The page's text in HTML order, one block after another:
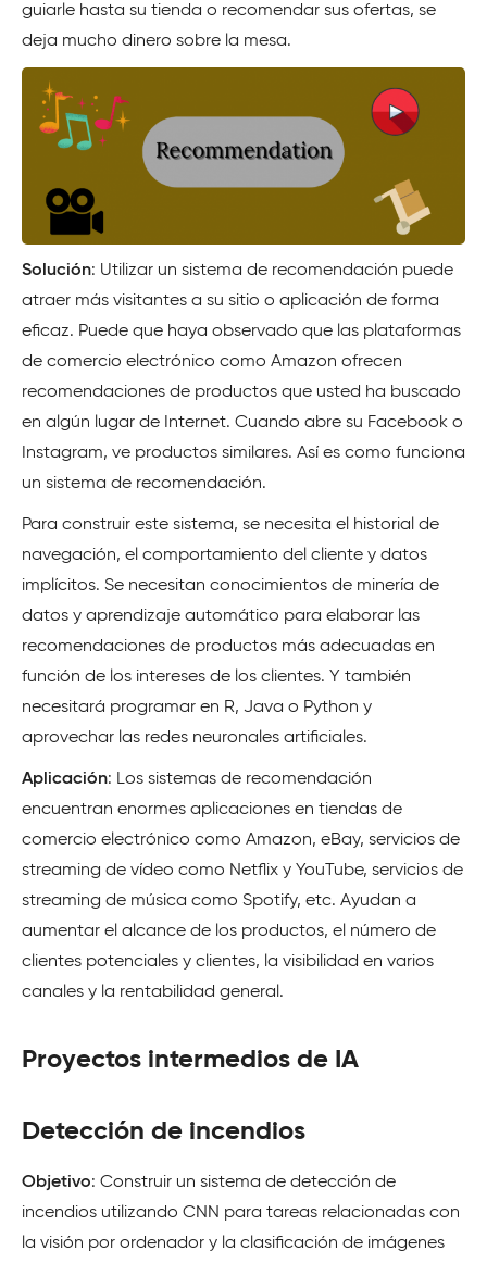
guiarle hasta su tienda o recomendar sus ofertas, se
deja mucho dinero sobre la mesa.
Solución: Utilizar un sistema de recomendación puede
atraer más visitantes a su sitio o aplicación de forma
eficaz. Puede que haya observado que las plataformas
de comercio electrónico como Amazon ofrecen
recomendaciones de productos que usted ha buscado
en algún lugar de Internet. Cuando abre su Facebook o
Instagram, ve productos similares. Así es como funciona
un sistema de recomendación.
Para construir este sistema, se necesita el historial de
navegación, el comportamiento del cliente y datos
implícitos. Se necesitan conocimientos de minería de
datos y aprendizaje automático para elaborar las
recomendaciones de productos más adecuadas en
función de los intereses de los clientes. Y también
necesitará programar en R, Java o Python y
aprovechar las redes neuronales artificiales.
Aplicación: Los sistemas de recomendación
encuentran enormes aplicaciones en tiendas de
comercio electrónico como Amazon, eBay, servicios de
streaming de vídeo como Netflix y YouTube, servicios de
streaming de música como Spotify, etc. Ayudan a
aumentar el alcance de los productos, el número de
clientes potenciales y clientes, la visibilidad en varios
canales y la rentabilidad general.
Proyectos intermedios de IA
Detección de incendios
Objetivo: Construir un sistema de detección de
incendios utilizando CNN para tareas relacionadas con
la visión por ordenador y la clasificación de imágenes